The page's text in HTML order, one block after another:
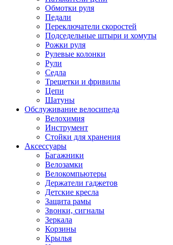
Обмотки руля
Педали
Переключатели скоростей
Подседельные штыри и хомуты
Рожки руля
Рулевые колонки
Рули
Седла
Трещетки и фривилы
Цепи
Шатуны
Обслуживание велосипеда
Велохимия
Инструмент
Стойки для хранения
Аксессуары
Багажники
Велозамки
Велокомпьютеры
Держатели гаджетов
Детские кресла
Защита рамы
Звонки, сигналы
Зеркала
Корзины
Крылья